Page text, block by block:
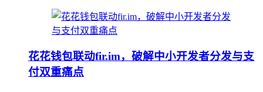
花花钱包联动fir.im，破解中小开发者分发与支
付双重痛点